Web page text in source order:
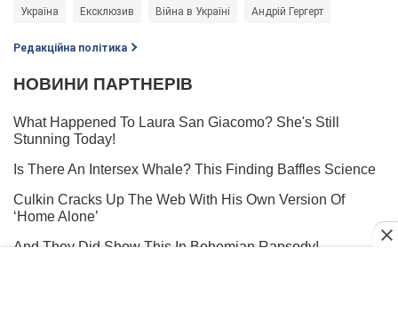
Україна Ексклюзив Війна в Україні Андрій Гергерт
Редакційна політика